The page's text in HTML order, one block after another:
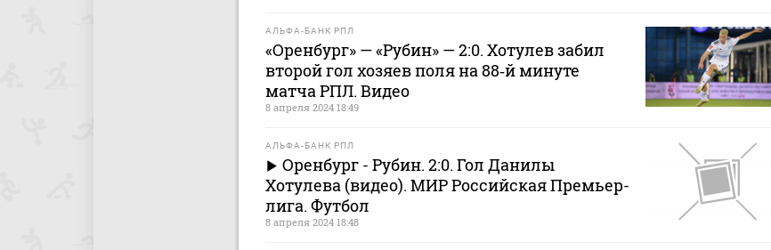
АЛЬФА-БАНК РПЛ
«Оренбург» — «Рубин» — 2:0. Хотулев забил
второй гол хозяев поля на 88‑й минуте
матча РПЛ. Видео
8 апреля 2024 18:49
АЛЬФА-БАНК РПЛ
Оренбург - Рубин. 2:0. Гол Данилы
Хотулева (видео). МИР Российская Премьер-
лига. Футбол
8 апреля 2024 18:48